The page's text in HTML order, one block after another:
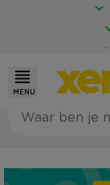
MENU